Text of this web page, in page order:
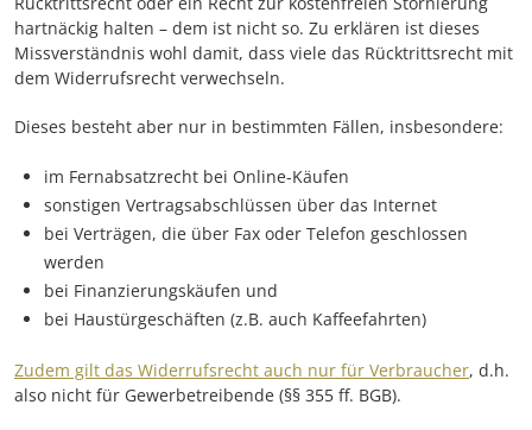
hartnäckig halten – dem ist nicht so. Zu erklären ist dieses
Missverständnis wohl damit, dass viele das Rücktrittsrecht mit
dem Widerrufsrecht verwechseln.
Dieses besteht aber nur in bestimmten Fällen, insbesondere:
im Fernabsatzrecht bei Online-Käufen
sonstigen Vertragsabschlüssen über das Internet
bei Verträgen, die über Fax oder Telefon geschlossen
werden
bei Finanzierungskäufen und
bei Haustürgeschäften (z.B. auch Kaffeefahrten)
Zudem gilt das Widerrufsrecht auch nur für Verbraucher, d.h.
also nicht für Gewerbetreibende (§§ 355 ff. BGB).